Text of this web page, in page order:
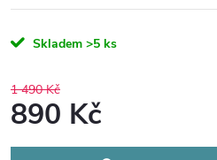
Skladem >5 ks
1 490 Kč
890 Kč